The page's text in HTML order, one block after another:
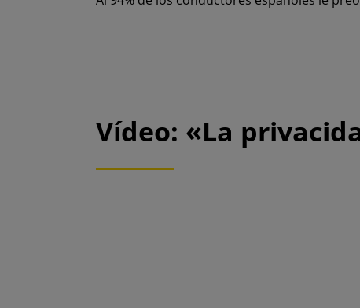
Vídeo: «La